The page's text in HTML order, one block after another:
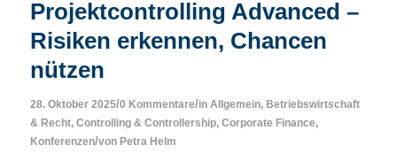
Projektcontrolling Advanced –
Risiken erkennen, Chancen
nützen
28. Oktober 2025/0 Kommentare/in Allgemein, Betriebswirtschaft
& Recht, Controlling & Controllership, Corporate Finance,
Konferenzen/von Petra Helm